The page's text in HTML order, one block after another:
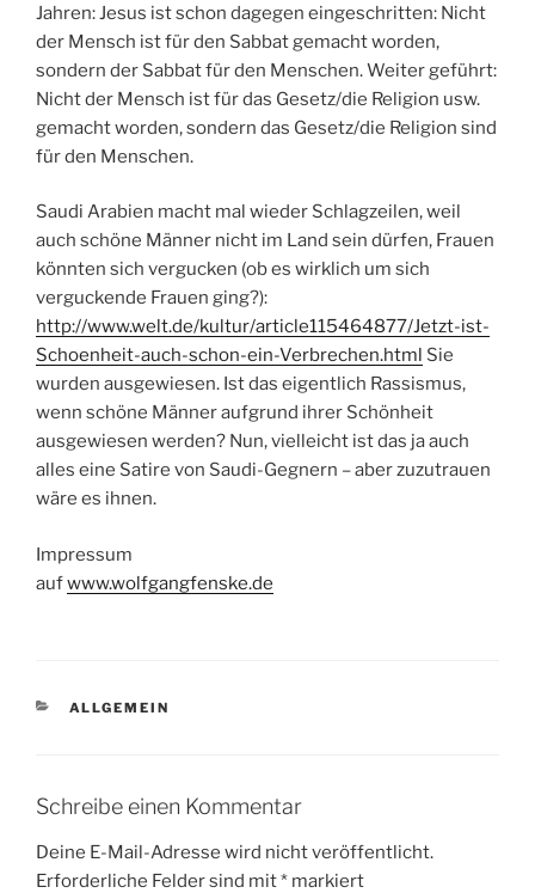
Jahren: Jesus ist schon dagegen eingeschritten: Nicht
der Mensch ist für den Sabbat gemacht worden,
sondern der Sabbat für den Menschen. Weiter geführt:
Nicht der Mensch ist für das Gesetz/die Religion usw.
gemacht worden, sondern das Gesetz/die Religion sind
für den Menschen.
Saudi Arabien macht mal wieder Schlagzeilen, weil
auch schöne Männer nicht im Land sein dürfen, Frauen
könnten sich vergucken (ob es wirklich um sich
verguckende Frauen ging?):
http://www.welt.de/kultur/article115464877/Jetzt-ist-
Schoenheit-auch-schon-ein-Verbrechen.html Sie
wurden ausgewiesen. Ist das eigentlich Rassismus,
wenn schöne Männer aufgrund ihrer Schönheit
ausgewiesen werden? Nun, vielleicht ist das ja auch
alles eine Satire von Saudi-Gegnern – aber zuzutrauen
wäre es ihnen.
Impressum
aufwww.wolfgangfenske.de
KATEGORIEN
ALLGEMEIN
Schreibe einen Kommentar
Deine E-Mail-Adresse wird nicht veröffentlicht.
Erforderliche Felder sind mit* markiert